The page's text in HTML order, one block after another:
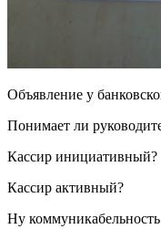
Объявление у
Понимает ли
Кассир инициативный?
Кассир активный?
Ну